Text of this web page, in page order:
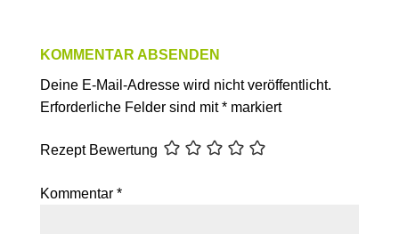
KOMMENTAR ABSENDEN
Deine E-Mail-Adresse wird nicht veröffentlicht.
Erforderliche Felder sind mit*markiert
Rezept Bewertung
Kommentar *